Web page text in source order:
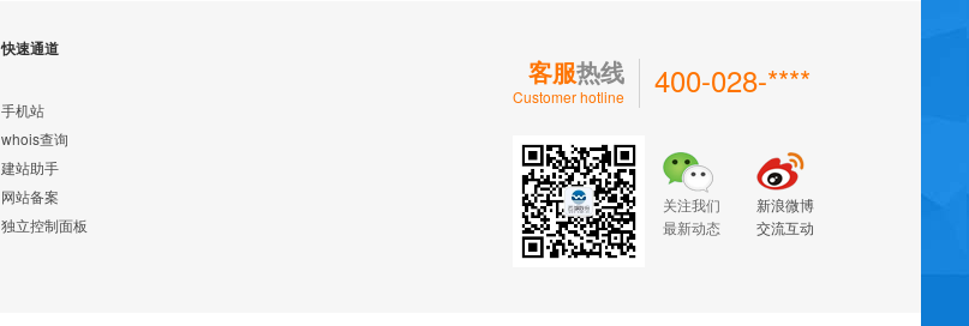
快速通道
手机站
whois查询
建站助手
网站备案
独立控制面板
客服热线
Customer hotline 400-028-****
关注我们
最新动态
新浪微博
交流互动